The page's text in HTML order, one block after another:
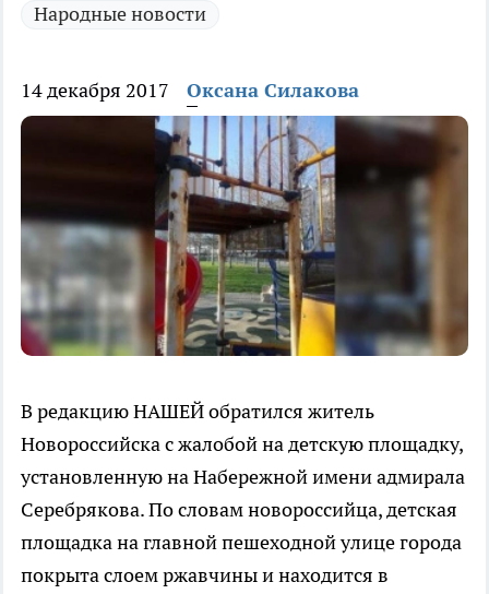
Народные новости
14 декабря 2017 Оксана Силакова
В редакцию НАШЕЙ обратился житель
Новороссийска с жалобой на детскую площадку,
установленную на Набережной имени адмирала
Серебрякова. По словам новороссийца, детская
площадка на главной пешеходной улице города
покрыта слоем ржавчины и находится в